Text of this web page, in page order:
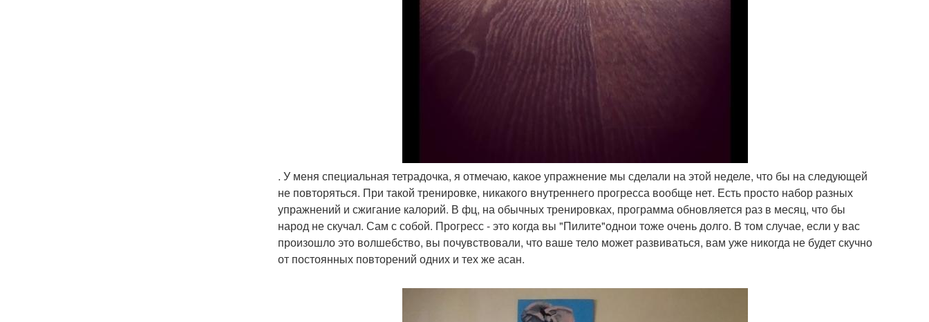
. У меня специальная тетрадочка, я отмечаю, какое упражнение мы сделали на этой неделе, что бы на следующей
не повторяться. При такой тренировке, никакого внутреннего прогресса вообще нет. Есть просто набор разных
упражнений и сжигание калорий. В фц, на обычных тренировках, программа обновляется раз в месяц, что бы
народ не скучал. Сам с собой. Прогресс - это когда вы "Пилите"однои тоже очень долго. В том случае, если у вас
произошло это волшебство, вы почувствовали, что ваше тело может развиваться, вам уже никогда не будет скучно
от постоянных повторений одних и тех же асан.